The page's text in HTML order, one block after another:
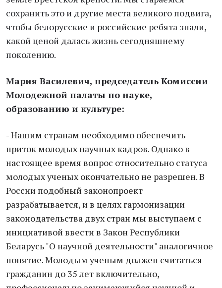
сохранить это и другие места великого подвига,
чтобы белорусские и российские ребята знали,
какой ценой далась жизнь сегодняшнему
поколению.
Мария Василевич, председатель Комиссии
Молодежной палаты по науке,
образованию и культуре:
- Нашим странам необходимо обеспечить
приток молодых научных кадров. Однако в
настоящее время вопрос относительно статуса
молодых ученых окончательно не разрешен. В
России подобный законопроект
разрабатывается, и в целях гармонизации
законодательства двух стран мы выступаем с
инициативой ввести в Закон Республики
Беларусь "О научной деятельности" аналогичное
понятие. Молодым ученым должен считаться
гражданин до 35 лет включительно,